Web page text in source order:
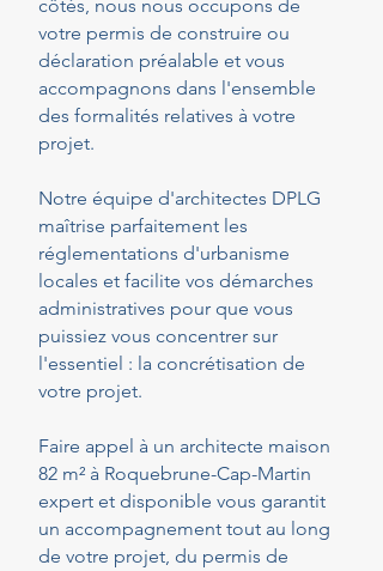
côtés, nous nous occupons de
votre permis de construire ou
déclaration préalable et vous
accompagnons dans l'ensemble
des formalités relatives à votre
projet.
Notre équipe d'architectes DPLG
maîtrise parfaitement les
réglementations d'urbanisme
locales et facilite vos démarches
administratives pour que vous
puissiez vous concentrer sur
l'essentiel : la concrétisation de
votre projet.
Faire appel à un architecte maison
82 m² à Roquebrune-Cap-Martin
expert et disponible vous garantit
un accompagnement tout au long
de votre projet, du permis de